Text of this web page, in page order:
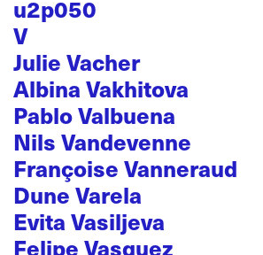
u2p050
V
Julie Vacher
Albina Vakhitova
Pablo Valbuena
Nils Vandevenne
Françoise Vanneraud
Dune Varela
Evita Vasiljeva
Felipe Vasquez